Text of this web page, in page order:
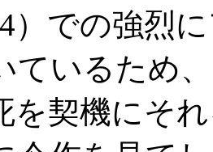
）での強烈
ているため
を契機にそ